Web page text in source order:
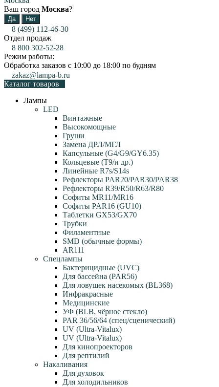
Ваш город Москва?
8 (499) 112-46-30
Отдел продаж
8 800 302-52-28
Режим работы:
Обработка заказов с 10:00 до 18:00 по будням
zakaz@lampa-b.ru
Каталог товаров
Лампы
LED
Винтажные
Высокомощные
Груши
Замена ДРЛ/МГЛ
Капсульные (G4/G9/GY6.35)
Кольцевые (T9/и др.)
Линейные R7s/S14s
Рефлекторы PAR20/PAR30/PAR38
Рефлекторы R39/R50/R63/R80
Софиты MR11/MR16
Софиты PAR16 (GU10)
Таблетки GX53/GX70
Трубки
Филаментные
SMD (обычные формы)
AR111
Спецлампы
Бактерицидные (UVC)
Для бассейна (PAR56)
Для ловушек насекомых (BL368)
Инфракрасные
Медицинские
УФ (BLB, чёрное стекло)
PAR 36/56/64 (спец/сценический)
UV (Ultra‑Vitalux)
UV (Ultra-Vitalux)
Для кинопроекторов
Для рептилий
Накаливания
Для духовок
Для холодильников